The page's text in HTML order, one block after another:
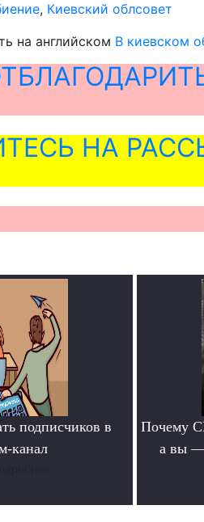
, Киевский облсовет
на английском В киевском
НА
подписчиков в
канал
Почему
а вы —